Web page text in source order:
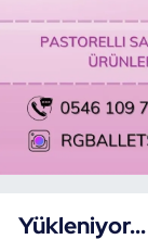
Yükleniyor...